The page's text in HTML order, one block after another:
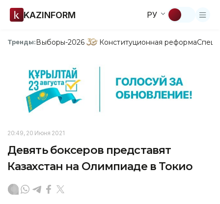
KAZINFORM РУ
Тренды:Выборы-2026 Конституционная реформа
20:49, 20 Июня 2021
Девять боксеров представят
Казахстан на Олимпиаде в Токио